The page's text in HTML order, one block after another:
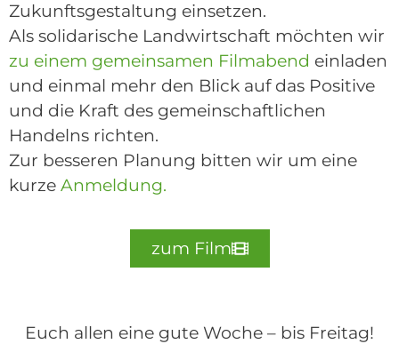
Zukunftsgestaltung einsetzen.
Als solidarische Landwirtschaft möchten wir
zu einem gemeinsamen Filmabend einladen
und einmal mehr den Blick auf das Positive
und die Kraft des gemeinschaftlichen
Handelns richten.
Zur besseren Planung bitten wir um eine
kurze Anmeldung.
zum Film
Externer Link
Euch allen eine gute Woche – bis Freitag!